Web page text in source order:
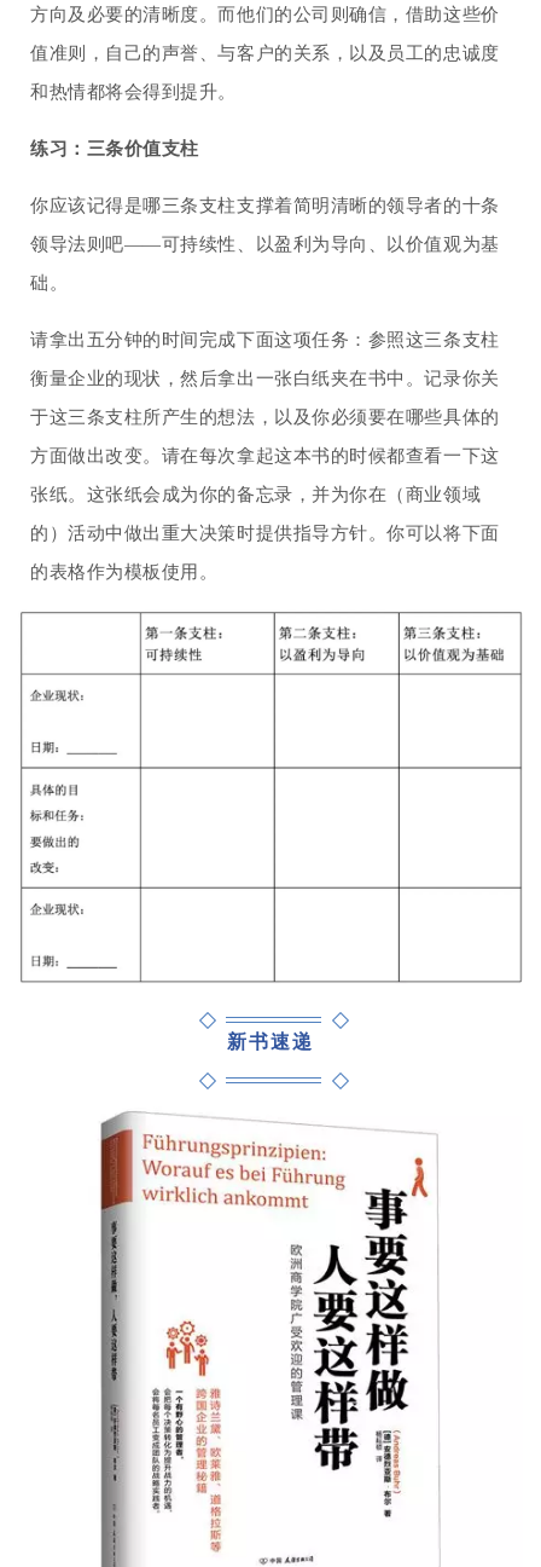
方向及必要的清晰度。而他们的公司则确信，借助这些价
值准则，自己的声誉、与客户的关系，以及员工的忠诚度
和热情都将会得到提升。
练习：三条价值支柱
你应该记得是哪三条支柱支撑着简明清晰的领导者的十条
领导法则吧——可持续性、以盈利为导向、以价值观为基
础。
请拿出五分钟的时间完成下面这项任务：参照这三条支柱
衡量企业的现状，然后拿出一张白纸夹在书中。记录你关
于这三条支柱所产生的想法，以及你必须要在哪些具体的
方面做出改变。请在每次拿起这本书的时候都查看一下这
张纸。这张纸会成为你的备忘录，并为你在（商业领域
的）活动中做出重大决策时提供指导方针。你可以将下面
的表格作为模板使用。
新书速递